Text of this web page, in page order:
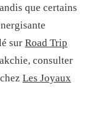
que certains
sur Road Trip
consulter
Les Joyaux